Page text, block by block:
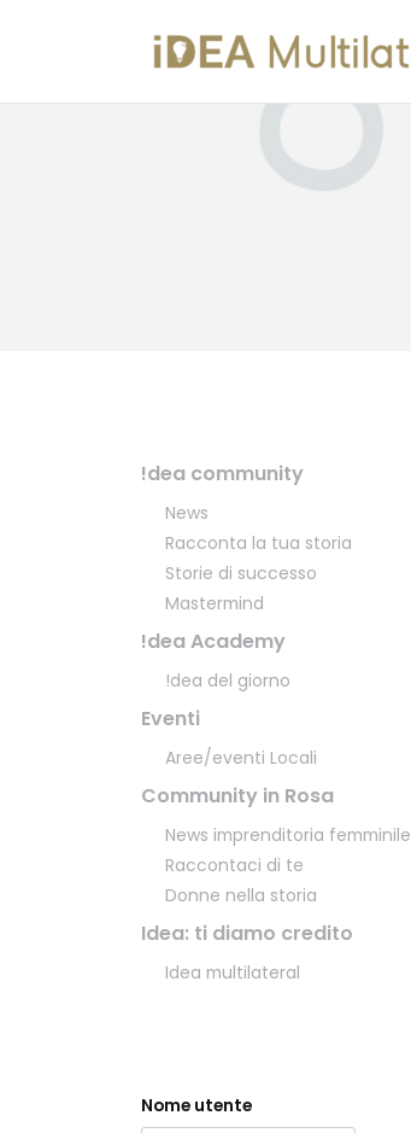
!dea community
News
Racconta la tua storia
Storie di successo
Mastermind
!dea Academy
!dea del giorno
Eventi
Aree/eventi Locali
Community in Rosa
News imprenditoria femminile
Raccontaci di te
Donne nella storia
Idea: ti diamo credito
Idea multilateral
Nome utente